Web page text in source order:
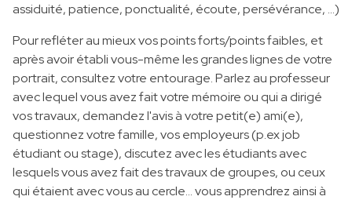
assiduité, patience, ponctualité, écoute, persévérance, …)
Pour refléter au mieux vos points forts/points faibles, et
après avoir établi vous-même les grandes lignes de votre
portrait, consultez votre entourage. Parlez au professeur
avec lequel vous avez fait votre mémoire ou qui a dirigé
vos travaux, demandez l'avis à votre petit(e) ami(e),
questionnez votre famille, vos employeurs (p.ex job
étudiant ou stage), discutez avec les étudiants avec
lesquels vous avez fait des travaux de groupes, ou ceux
qui étaient avec vous au cercle… vous apprendrez ainsi à